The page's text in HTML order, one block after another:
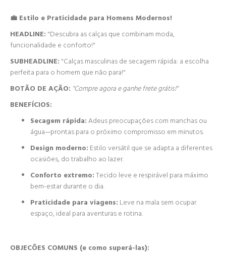
💼 Estilo e Praticidade para Homens Modernos!
HEADLINE: "Descubra as calças que combinam moda,
funcionalidade e conforto!"
SUBHEADLINE: "Calças masculinas de secagem rápida: a escolha
perfeita para o homem que não para!"
BOTÃO DE AÇÃO: "Compre agora e ganhe frete grátis!"
BENEFÍCIOS:
Secagem rápida:Adeus preocupações com manchas ou
água—prontas para o próximo compromisso em minutos.
Design moderno: Estilo versátil que se adapta a diferentes
ocasiões, do trabalho ao lazer.
Conforto extremo:Tecido leve e respirável para máximo
bem-estar durante o dia.
Praticidade para viagens: Leve na mala sem ocupar
espaço, ideal para aventuras e rotina.
OBJECÕES COMUNS (e como superá-las):